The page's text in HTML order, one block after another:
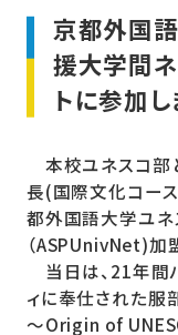
京都外国
援大学間
トに参加し
本校ユネスコ部
長(国際文化コー
都外国語大学ユネ
（ASPUnivNet)加
当日は、21年間
ィに奉仕された服
～Origin of